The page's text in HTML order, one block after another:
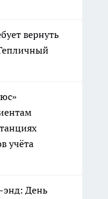
вернуть
учёта
энд: День